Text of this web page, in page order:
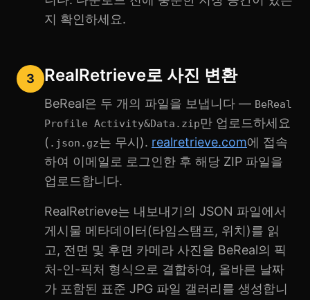
지 확인하세요.
3 RealRetrieve로 사진 변환
BeReal은 두 개의 파일을 보냅니다 — BeReal
Profile Activity&Data.zip만 업로드하세요
( .json.gz는 무시). realretrieve.com에 접속
하여 이메일로 로그인한 후 해당 ZIP 파일을
업로드합니다.
RealRetrieve는 내보내기의 JSON 파일에서
게시물 메타데이터(타임스탬프, 위치)를 읽
고, 전면 및 후면 카메라 사진을 BeReal의 픽
처-인-픽처 형식으로 결합하여, 올바른 날짜
가 포함된 표준 JPG 파일 갤러리를 생성합니